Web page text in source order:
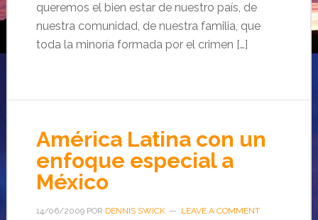
queremos el bien estar de nuestro país, de
nuestra comunidad, de nuestra familia, que
toda la minoría formada por el crimen […]
América Latina con un
enfoque especial a
México
14/06/2009POR DENNIS SWICK LEAVE A COMMENT